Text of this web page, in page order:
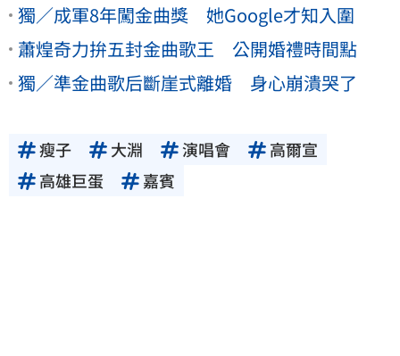
獨／成軍8年闖金曲獎 她Google才知入圍
蕭煌奇力拚五封金曲歌王 公開婚禮時間點
獨／準金曲歌后斷崖式離婚 身心崩潰哭了
瘦子 大淵 演唱會
高爾宣
高雄巨蛋
嘉賓